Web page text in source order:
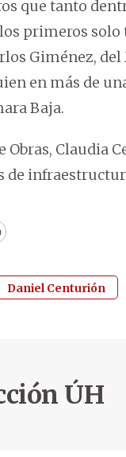
que tanto
primeros
Giménez,
en más de
Baja.
Claudia
de
Daniel Centurión
ÚH